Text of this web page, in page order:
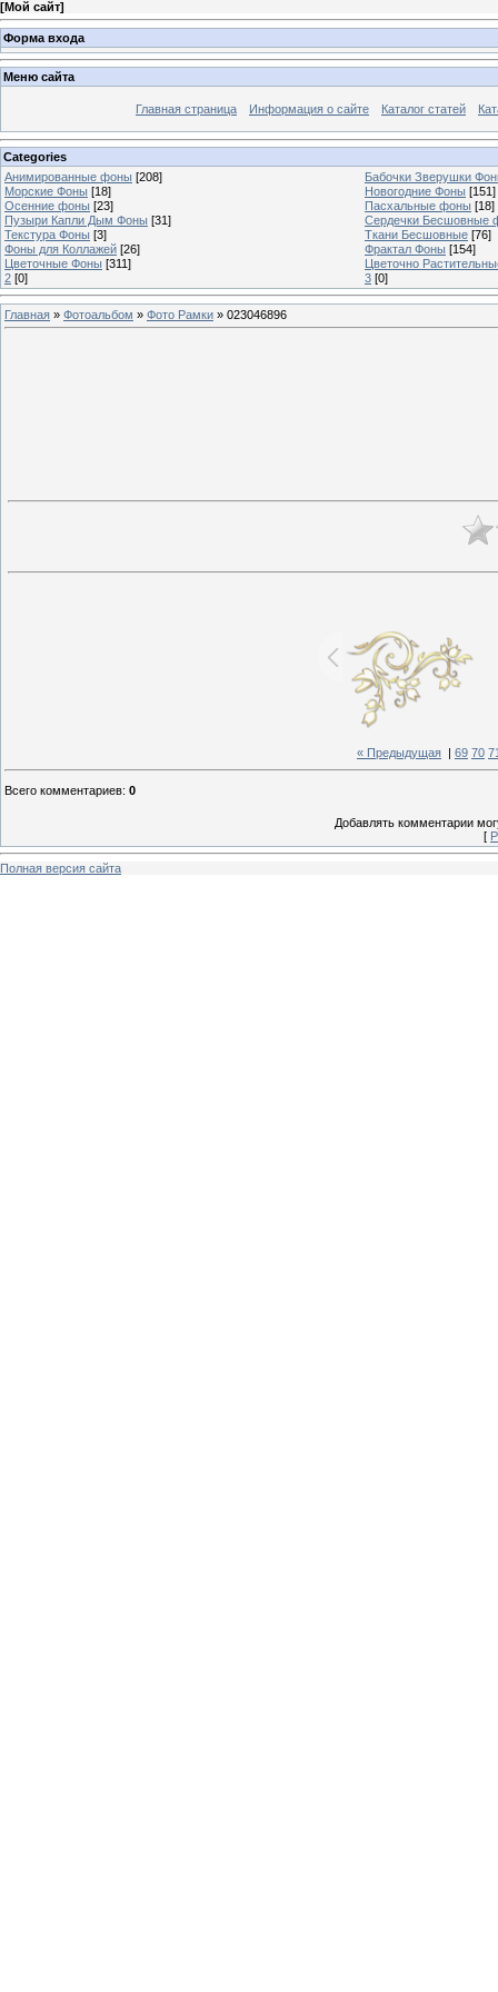
[Мой сайт]
Форма входа
Меню сайта
Главная страница Информация о сайте Каталог статей
Categories
Анимированные фоны [208]
Бабочки Зверушки
Морские Фоны [18] Новогодние Фоны [151]
Осенние фоны [23] Пасхальные фоны [18]
Пузыри Капли Дым Фоны [31]
Сердечки Бесшовные
Текстура Фоны [3] Ткани Бесшовные [76]
Фоны для Коллажей [26] Фрактал Фоны [154]
Цветочные Фоны [311]
Цветочно
2 [0] 3 [0]
Главная » Фотоальбом » Фото Рамки » 023046896
« Предыдущая 69 70
Всего комментариев: 0
Добавлять комментарии
[
Полная версия сайта